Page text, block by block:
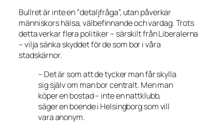
Bullret är inte en ”detaljfråga”, utan påverkar
människors hälsa, välbefinnande och vardag. Trots
detta verkar flera politiker – särskilt från Liberalerna
– vilja sänka skyddet för de som bor i våra
stadskärnor.
– Det är som att de tycker man får skylla
sig själv om man bor centralt. Men man
köper en bostad – inte en nattklubb,
säger en boende i Helsingborg som vill
vara anonym.